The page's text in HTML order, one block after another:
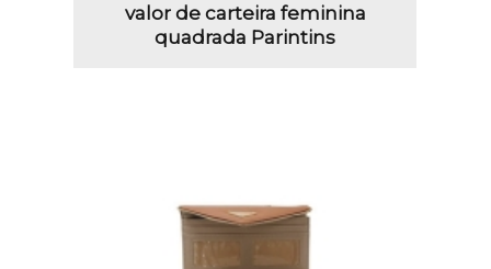
valor de carteira feminina
quadrada Parintins